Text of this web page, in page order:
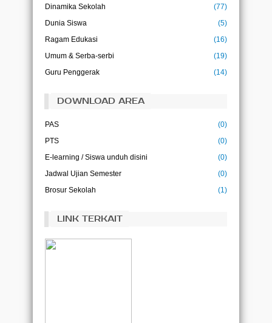
(John Dewey)
(Abu Bakar)
Ilmu tanpa amal adalah kegilaan, dan amal
(Imam Ghazali)
Dinamika Sekolah
(77)
Dunia Siswa
(5)
Ragam Edukasi
(16)
Umum & Serba-serbi
(19)
Guru Penggerak
(14)
DOWNLOAD AREA
PAS
(0)
PTS
(0)
E-learning / Siswa unduh disini
(0)
Jadwal Ujian Semester
(0)
Brosur Sekolah
(1)
LINK TERKAIT